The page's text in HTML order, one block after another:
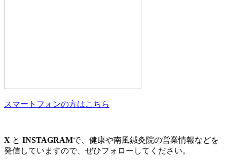
スマートフォンの方はこちら
X と INSTAGRAMで、健康や南風鍼灸院の営業情報などを
発信していますので、ぜひフォローしてください。